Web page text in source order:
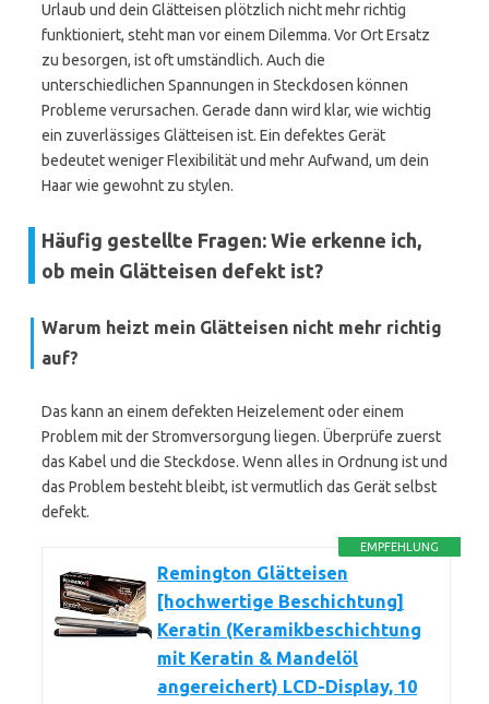
Urlaub und dein Glätteisen plötzlich nicht mehr richtig
funktioniert, steht man vor einem Dilemma. Vor Ort Ersatz
zu besorgen, ist oft umständlich. Auch die
unterschiedlichen Spannungen in Steckdosen können
Probleme verursachen. Gerade dann wird klar, wie wichtig
ein zuverlässiges Glätteisen ist. Ein defektes Gerät
bedeutet weniger Flexibilität und mehr Aufwand, um dein
Haar wie gewohnt zu stylen.
Häufig gestellte Fragen: Wie erkenne ich,
ob mein Glätteisen defekt ist?
Warum heizt mein Glätteisen nicht mehr richtig
auf?
Das kann an einem defekten Heizelement oder einem
Problem mit der Stromversorgung liegen. Überprüfe zuerst
das Kabel und die Steckdose. Wenn alles in Ordnung ist und
das Problem besteht bleibt, ist vermutlich das Gerät selbst
defekt.
EMPFEHLUNG
Remington Glätteisen
[hochwertige Beschichtung]
Keratin (Keramikbeschichtung
mit Keratin & Mandelöl
angereichert) LCD-Display, 10